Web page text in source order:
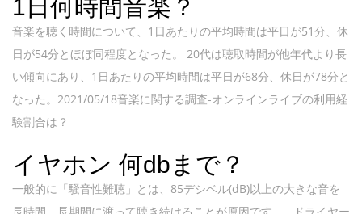
1日何時間音楽？
音楽を聴く時間について、1日あたりの平均時間は平日が51分、休
日が54分とほぼ同程度となった。 20代は聴取時間が他年代より長
い傾向にあり、1日あたりの平均時間は平日が68分、休日が78分と
なった。2021/05/18音楽に関する調査-オンラインライブの利用経
験割合は？
イヤホン 何dbまで？
一般的に「騒音性難聴」とは、85デシベル(dB)以上の大きな音を